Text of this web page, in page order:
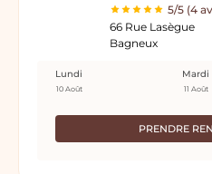
5/5 (4
66 Rue Lasègue
Bagneux
PRENDRE
Lundi
10 Août
Mardi
11 Août